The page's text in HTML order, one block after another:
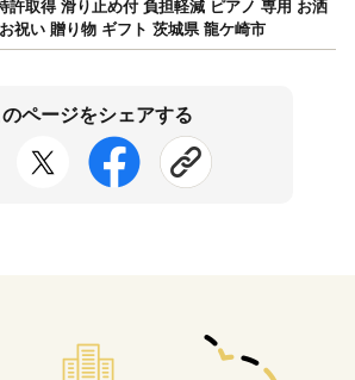
許取得 滑り止め付 負担軽減 ピアノ 専用 お洒
祝い 贈り物 ギフト 茨城県 龍ケ崎市
のページをシェアする